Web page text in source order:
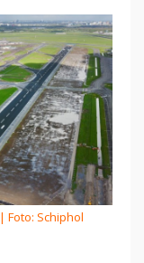
| Foto: Schiphol